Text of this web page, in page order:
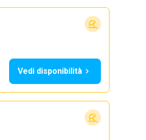
Vedi disponibilità